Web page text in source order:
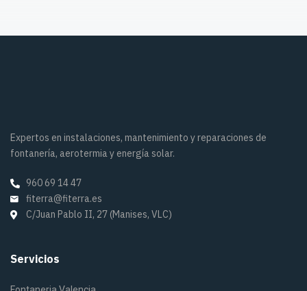
Expertos en instalaciones, mantenimiento y reparaciones de
fontanería, aerotermia y energía solar.
960 69 14 47
fiterra@fiterra.es
C/Juan Pablo II, 27 (Manises, VLC)
Servicios